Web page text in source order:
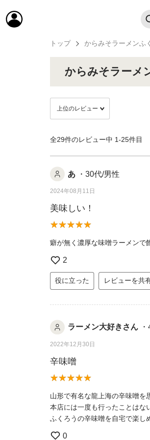
トップ からみそラーメンふ
からみそラーメ
全29件のレビュー中 1-25件目
あ ・30代/男性
2024年08月11日
美味しい！
癖が無く濃厚な味噌ラーメンで
2
役に立った レビューを共
ラーメン大好きさん
2022年12月30日
辛味噌
山形で有名な龍上海の辛味噌を
本店には一度も行ったことはな
ふくろうの辛味噌を自宅で楽し
0